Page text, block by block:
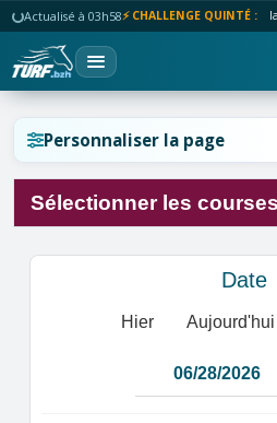
Actualisé à 03h58⚡ CHALLENGE QUINTÉ :
Personnaliser la page
Sélectionner les courses
Date
Hier Aujourd'hui
Réinitialiser